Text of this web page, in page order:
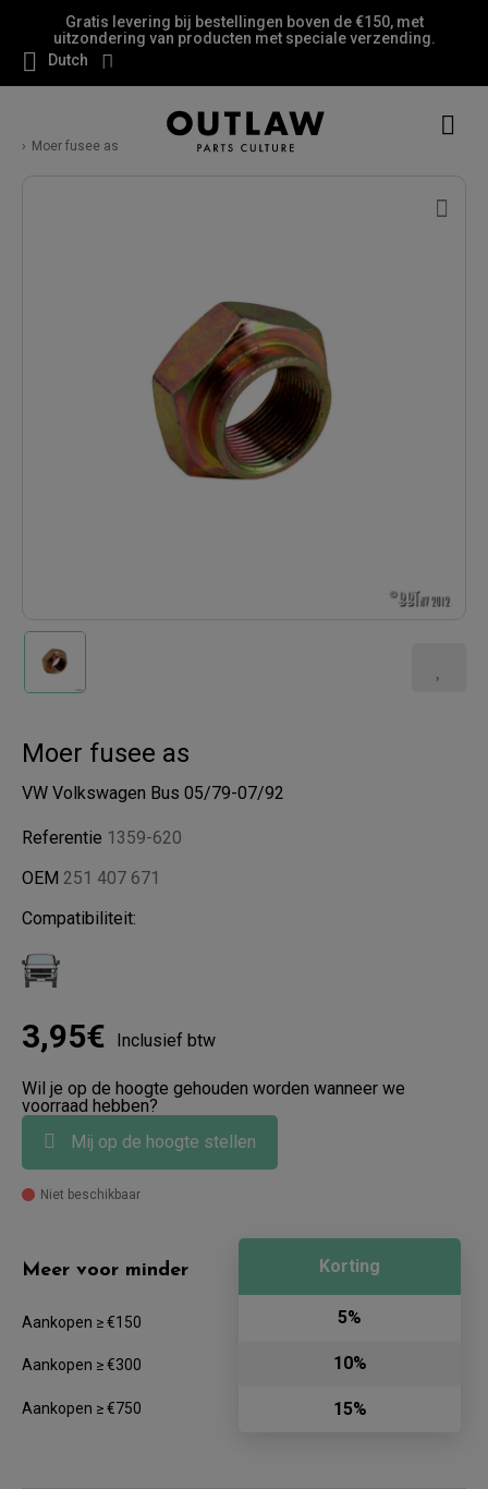
Gratis levering bij bestellingen boven de €150, met
uitzondering van producten met speciale verzending.
Dutch
Moer fusee as
Moer fusee as
VW Volkswagen Bus 05/79-07/92
Referentie 1359-620
OEM 251 407 671
Compatibiliteit:
3,95€ Inclusief btw
Wil je op de hoogte gehouden worden wanneer we
voorraad hebben?
Mij op de hoogte stellen
Niet beschikbaar
Meer voor minder
Aankopen ≥ €150
Aankopen ≥ €300
Aankopen ≥ €750
Korting
5%
10%
15%